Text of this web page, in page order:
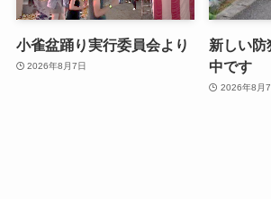
小雀盆踊り実行委員会より
2026年8月7日
新しい防
中です
2026年8月7